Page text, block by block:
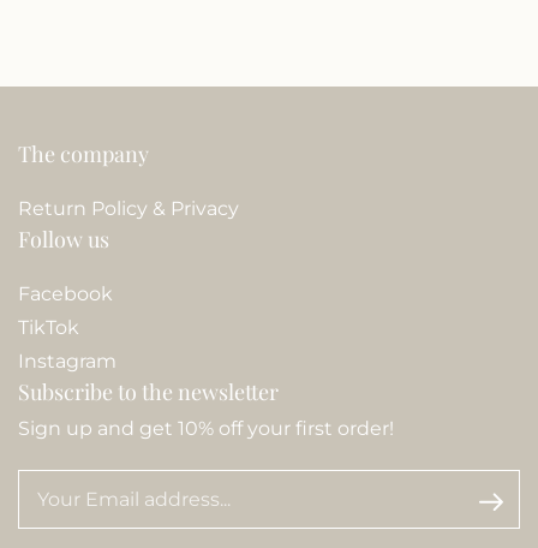
The company
Return Policy & Privacy
Follow us
Facebook
TikTok
Instagram
Subscribe to the newsletter
Sign up and get 10% off your first order!